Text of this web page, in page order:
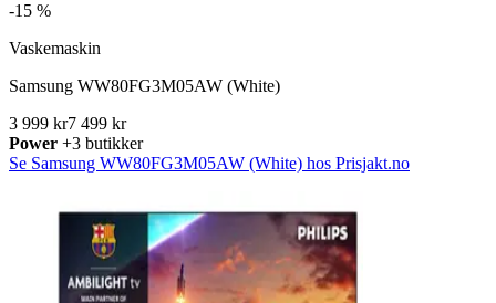
-15 %
Vaskemaskin
Samsung WW80FG3M05AW (White)
3 999 kr7 499 kr
Power +3 butikker
Se Samsung WW80FG3M05AW (White) hos Prisjakt.no